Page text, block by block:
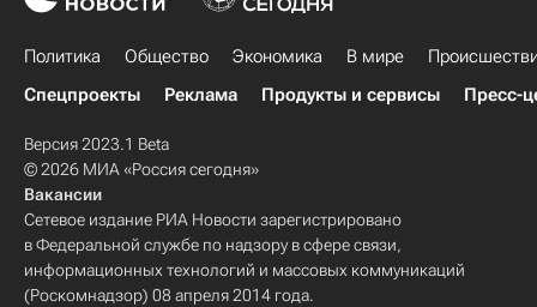
Политика Общество Экономика В мире
Спецпроекты
Реклама Продукты и сервисы Пресс-
Версия 2023.1 Beta
© 2026 МИА «Россия сегодня»
Вакансии
Сетевое издание РИА Новости зарегистрировано
в Федеральной службе по надзору в сфере связи,
информационных технологий и массовых коммуникаций
(Роскомнадзор) 08 апреля 2014 года.